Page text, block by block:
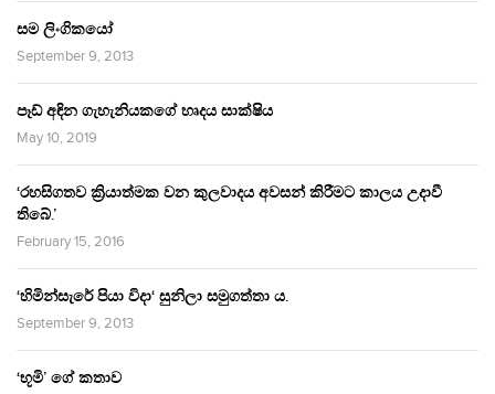
සම ලිංගිකයෝ
September 9, 2013
පෑඩ් අඳින ගැහැනියකගේ හෘදය සාක්ෂිය
May 10, 2019
‘රහසිගතව ක්‍රියාත්මක වන කුලවාදය අවසන් කිරීමට කාලය උදාවී
තිබේ.’
February 15, 2016
‘හිමින්සැරේ පියා විදා‘ සුනිලා සමුගත්තා ය.
September 9, 2013
‘භූමි’ ගේ කතාව